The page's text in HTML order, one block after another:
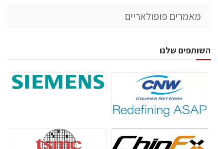
מאמרים פופולאריים
השותפים שלנו